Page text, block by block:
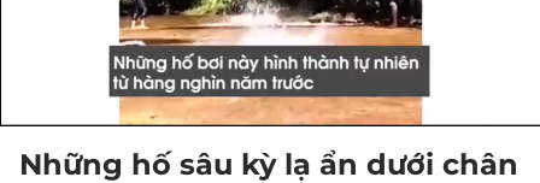
Những hố sâu kỳ lạ ẩn dưới chân